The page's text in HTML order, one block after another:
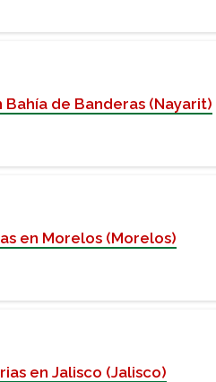
de Banderas (Nayarit)
en Morelos (Morelos)
en Jalisco (Jalisco)